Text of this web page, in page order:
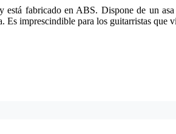
está fabricado en ABS. Dispone de un
Es imprescindible para los guitarristas que